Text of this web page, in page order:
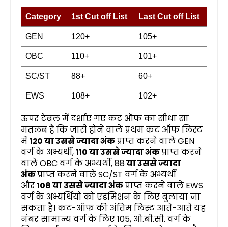
Category 1st Cut off List Last Cut off List
GEN 120+ 105+
OBC 110+ 101+
SC/ST 88+ 60+
EWS 108+ 102+
ऊपर टेबल में दर्शाए गए कट ऑफ का सीधा सा
मतलब है कि जारी होने वाले प्रथम कट ऑफ लिस्ट
में120 या उससे ज्यादा अंकप्राप्त करने वाले GEN
वर्ग के अभ्यर्थी,110 या उससे ज्यादा अंकप्राप्त करने
वाले OBC वर्ग के अभ्यर्थी, 88या उससे ज्यादा
अंकप्राप्त करने वाले SC/ST वर्ग के अभ्यर्थी
और108 या उससे ज्यादा अंकप्राप्त करने वाले EWS
वर्ग के अभ्यर्थियों को एडमिशन के लिए बुलाया जा
सकता है। कट-ऑफ की अंतिम लिस्ट आते-आते यह
नंबर सामान्य वर्ग के लिए 105, ओ.बी.सी. वर्ग के